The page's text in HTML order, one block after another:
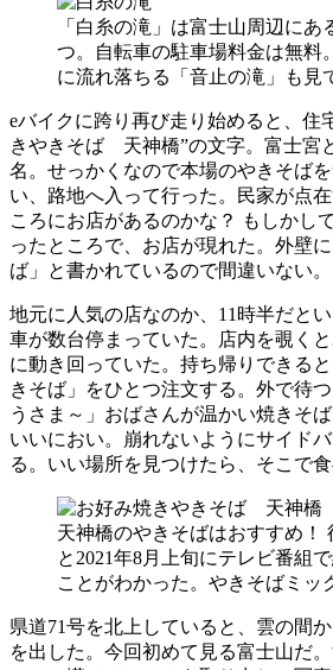
「白糸の滝」は富士山周辺にあ
つ。自転車の駐車場料金は無料
に流れ落ちる「音止の滝」も見
eバイクに跨り再び走り始めると、住
きやきそば 天神橋”の文字。富士宮
名。せっかくなので本場のやきそば
い、路地へ入って行った。民家が点
ころにお店があるのかな？ もしかし
ったところで、お店が現れた。外壁
ば」と書かれているので間違いない。
地元に人気の店なのか、11時半だと
車が数台停まっていた。店内を覗く
に動き回っていた。持ち帰りできる
きそば」をひとつ注文する。外で待
うさま～」おばさんが温かい焼きそ
いいにおい。崩れないようにサイド
る。いい場所を見つけたら、そこで食
天神橋のやきそばはおすすめ！
と2021年8月上旬にテレビ番組
ことがわかった。やきそばミッ
県道71号を北上していると、雲の間
を出した。今回初めて見る富士山だ